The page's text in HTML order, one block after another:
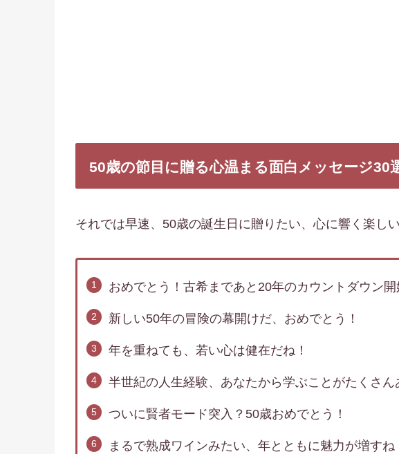
50歳の節目に贈る心温まる面白メッセージ30
それでは早速、50歳の誕生日に贈りたい、心に響く楽し
おめでとう！古希まであと20年のカウントダウン開
新しい50年の冒険の幕開けだ、おめでとう！
年を重ねても、若い心は健在だね！
半世紀の人生経験、あなたから学ぶことがたくさん
ついに賢者モード突入？50歳おめでとう！
まるで熟成ワインみたい、年とともに魅力が増すね